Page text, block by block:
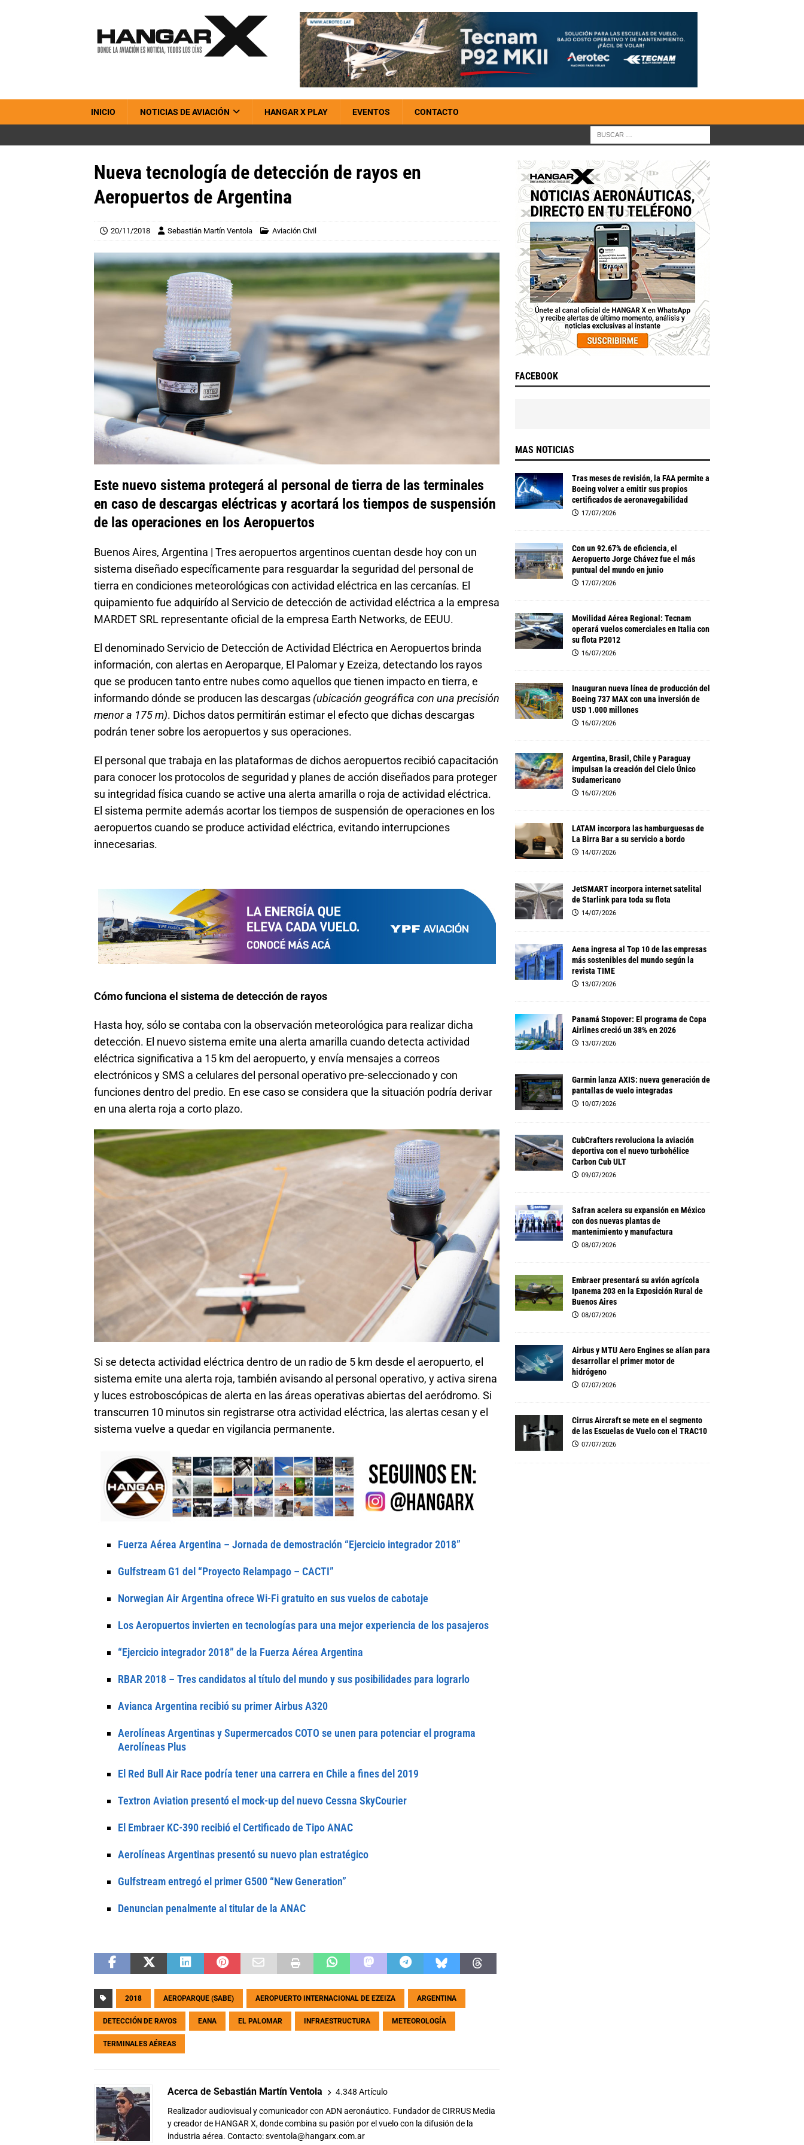
INICIO NOTICIAS DE AVIACIÓN HANGAR X PLAY EVENTOS CONTACTO
Nueva tecnología de detección de rayos en
Aeropuertos de Argentina
20/11/2018 Sebastián Martín Ventola Aviación Civil
Este nuevo sistema protegerá al personal de tierra de las terminales
en caso de descargas eléctricas y acortará los tiempos de suspensión
de las operaciones en los Aeropuertos
Buenos Aires, Argentina | Tres aeropuertos argentinos cuentan desde hoy con un
sistema diseñado específicamente para resguardar la seguridad del personal de
tierra en condiciones meteorológicas con actividad eléctrica en las cercanías. El
quipamiento fue adquirído al Servicio de detección de actividad eléctrica a la empresa
MARDET SRL representante oficial de la empresa Earth Networks, de EEUU.
El denominado Servicio de Detección de Actividad Eléctrica en Aeropuertos brinda
información, con alertas en Aeroparque, El Palomar y Ezeiza, detectando los rayos
que se producen tanto entre nubes como aquellos que tienen impacto en tierra, e
informando dónde se producen las descargas (ubicación geográfica con una precisión
menor a 175 m). Dichos datos permitirán estimar el efecto que dichas descargas
podrán tener sobre los aeropuertos y sus operaciones.
El personal que trabaja en las plataformas de dichos aeropuertos recibió capacitación
para conocer los protocolos de seguridad y planes de acción diseñados para proteger
su integridad física cuando se active una alerta amarilla o roja de actividad eléctrica.
El sistema permite además acortar los tiempos de suspensión de operaciones en los
aeropuertos cuando se produce actividad eléctrica, evitando interrupciones
innecesarias.
Cómo funciona el sistema de detección de rayos
Hasta hoy, sólo se contaba con la observación meteorológica para realizar dicha
detección. El nuevo sistema emite una alerta amarilla cuando detecta actividad
eléctrica significativa a 15 km del aeropuerto, y envía mensajes a correos
electrónicos y SMS a celulares del personal operativo pre-seleccionado y con
funciones dentro del predio. En ese caso se considera que la situación podría derivar
en una alerta roja a corto plazo.
Si se detecta actividad eléctrica dentro de un radio de 5 km desde el aeropuerto, el
sistema emite una alerta roja, también avisando al personal operativo, y activa sirena
y luces estroboscópicas de alerta en las áreas operativas abiertas del aeródromo. Si
transcurren 10 minutos sin registrarse otra actividad eléctrica, las alertas cesan y el
sistema vuelve a quedar en vigilancia permanente.
Fuerza Aérea Argentina – Jornada de demostración “Ejercicio integrador 2018”
Gulfstream G1 del “Proyecto Relampago – CACTI”
Norwegian Air Argentina ofrece Wi-Fi gratuito en sus vuelos de cabotaje
Los Aeropuertos invierten en tecnologías para una mejor experiencia de los pasajeros
“Ejercicio integrador 2018” de la Fuerza Aérea Argentina
RBAR 2018 – Tres candidatos al título del mundo y sus posibilidades para lograrlo
Avianca Argentina recibió su primer Airbus A320
Aerolíneas Argentinas y Supermercados COTO se unen para potenciar el programa
Aerolíneas Plus
El Red Bull Air Race podría tener una carrera en Chile a fines del 2019
Textron Aviation presentó el mock-up del nuevo Cessna SkyCourier
El Embraer KC-390 recibió el Certificado de Tipo ANAC
Aerolíneas Argentinas presentó su nuevo plan estratégico
Gulfstream entregó el primer G500 “New Generation”
Denuncian penalmente al titular de la ANAC
2018 AEROPARQUE (SABE) AEROPUERTO INTERNACIONAL DE EZEIZA ARGENTINA
DETECCIÓN DE RAYOS EANA EL PALOMAR INFRAESTRUCTURA METEOROLOGÍA
TERMINALES AÉREAS
Acerca de Sebastián Martín Ventola 4.348 Artículo
Realizador audiovisual y comunicador con ADN aeronáutico. Fundador de CIRRUS Media
y creador de HANGAR X, donde combina su pasión por el vuelo con la difusión de la
industria aérea. Contacto:sventola@hangarx.com.ar
FACEBOOK
MAS NOTICIAS
Tras meses de revisión, la FAA permite a
Boeing volver a emitir sus propios
certificados de aeronavegabilidad
17/07/2026
Con un 92.67% de eficiencia, el
Aeropuerto Jorge Chávez fue el más
puntual del mundo en junio
17/07/2026
Movilidad Aérea Regional: Tecnam
operará vuelos comerciales en Italia con
su flota P2012
16/07/2026
Inauguran nueva línea de producción del
Boeing 737 MAX con una inversión de
USD 1.000 millones
16/07/2026
Argentina, Brasil, Chile y Paraguay
impulsan la creación del Cielo Único
Sudamericano
16/07/2026
LATAM incorpora las hamburguesas de
La Birra Bar a su servicio a bordo
14/07/2026
JetSMART incorpora internet satelital
de Starlink para toda su flota
14/07/2026
Aena ingresa al Top 10 de las empresas
más sostenibles del mundo según la
revista TIME
13/07/2026
Panamá Stopover: El programa de Copa
Airlines creció un 38% en 2026
13/07/2026
Garmin lanza AXIS: nueva generación de
pantallas de vuelo integradas
10/07/2026
CubCrafters revoluciona la aviación
deportiva con el nuevo turbohélice
Carbon Cub ULT
09/07/2026
Safran acelera su expansión en México
con dos nuevas plantas de
mantenimiento y manufactura
08/07/2026
Embraer presentará su avión agrícola
Ipanema 203 en la Exposición Rural de
Buenos Aires
08/07/2026
Airbus y MTU Aero Engines se alían para
desarrollar el primer motor de
hidrógeno
07/07/2026
Cirrus Aircraft se mete en el segmento
de las Escuelas de Vuelo con el TRAC10
07/07/2026